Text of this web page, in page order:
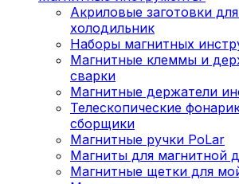
Акриловые заготовки
холодильник
Наборы магнитных
Магнитные клеммы и
сварки
Магнитные держатели
Телескопические
сборщики
Магнитные ручки PoLar
Магниты для магнитной
Магнитные щетки для